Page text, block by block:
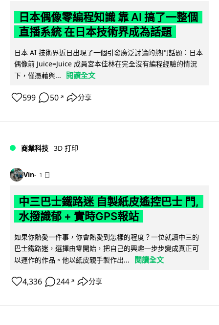
日本偶像零編程知識 靠 AI 搞了一整個
直播系統 在日本技術界成為話題
日本 AI 技術界近日出現了一個引發廣泛討論的熱門話題：日本
偶像前 Juice=Juice 成員宮本佳林在完全沒有編程經驗的情況
下，僅憑藉與...
閱讀全文
599 50 ↗ 分享
商業科技 3D 打印
Vin 1 日
中三巴士鐵路迷 自製紙皮遙控巴士 門,
水撥識郁 + 實時GPS報站
如果你熱愛一件事，你會熱愛到怎樣的程度？一位就讀中三的
巴士鐵路迷，選擇由零開始，把自己的興趣一步步變成真正可
以運作的作品。他以紙皮親手製作出...
閱讀全文
4,336 244 ↗ 分享